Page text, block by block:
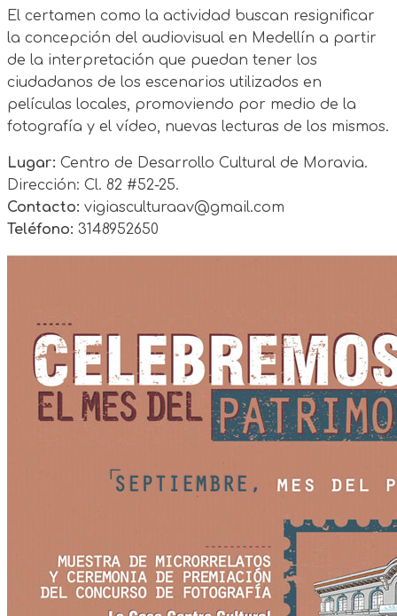
El certamen como la actividad buscan resignificar
la concepción del audiovisual en Medellín a partir
de la interpretación que puedan tener los
ciudadanos de los escenarios utilizados en
películas locales, promoviendo por medio de la
fotografía y el vídeo, nuevas lecturas de los mismos.
Lugar: Centro de Desarrollo Cultural de Moravia.
Dirección: Cl. 82 #52-25.
Contacto: vigiasculturaav@gmail.com
Teléfono: 3148952650